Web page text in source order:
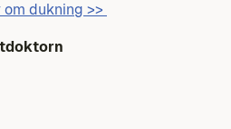
dukning >>